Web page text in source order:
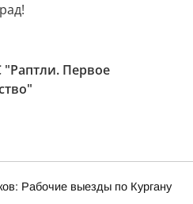
Первое
Рабочие выезды по Кургану